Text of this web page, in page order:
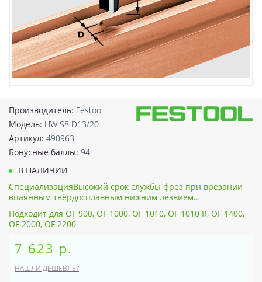
Производитель: Festool
Модель: HW S8 D13/20
Артикул: 490963
Бонусные баллы: 94
В НАЛИЧИИ
СпециализацияВысокий срок службы фрез при врезании
впаянным твёрдосплавным нижним лезвием..
Подходит для OF 900, OF 1000, OF 1010, OF 1010 R, OF 1400,
OF 2000, OF 2200
7 623 р.
НАШЛИ ДЕШЕВЛЕ?